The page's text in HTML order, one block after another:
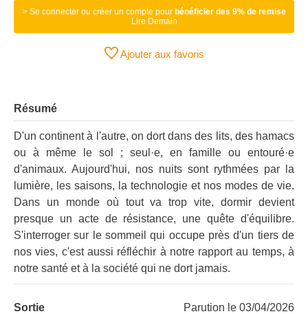
> Se connecter ou créer un compte pour bénéficier des 9% de remise
Lire Demain
Ajouter aux favoris
Résumé
D'un continent à l'autre, on dort dans des lits, des hamacs
ou à même le sol ; seul·e, en famille ou entouré·e
d'animaux. Aujourd'hui, nos nuits sont rythmées par la
lumière, les saisons, la technologie et nos modes de vie.
Dans un monde où tout va trop vite, dormir devient
presque un acte de résistance, une quête d'équilibre.
S'interroger sur le sommeil qui occupe près d'un tiers de
nos vies, c'est aussi réfléchir à notre rapport au temps, à
notre santé et à la société qui ne dort jamais.
Sortie
Parution le 03/04/2026